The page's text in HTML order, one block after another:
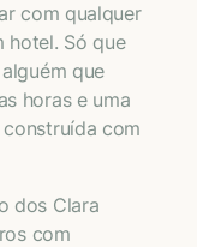
com qualquer
hotel. Só que
que
horas e uma
com
dos Clara
com